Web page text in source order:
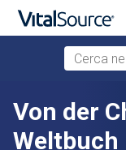
Passa al
Cerca
Von der
Weltbuch